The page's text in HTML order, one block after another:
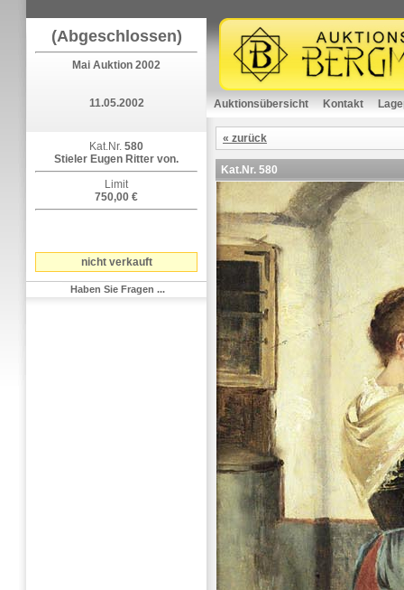
(Abgeschlossen)
Mai Auktion 2002
11.05.2002
Kat.Nr. 580
Stieler Eugen Ritter von.
Limit
750,00 €
nicht verkauft
Haben Sie Fragen ...
Auktionsübersicht Kontakt
« zurück
Kat.Nr. 580